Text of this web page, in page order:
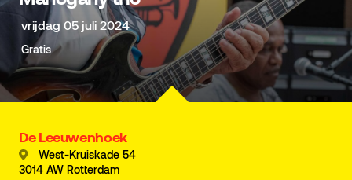
vrijdag 05 juli 2024
Gratis
De Leeuwenhoek
West-Kruiskade 54
3014 AW Rotterdam